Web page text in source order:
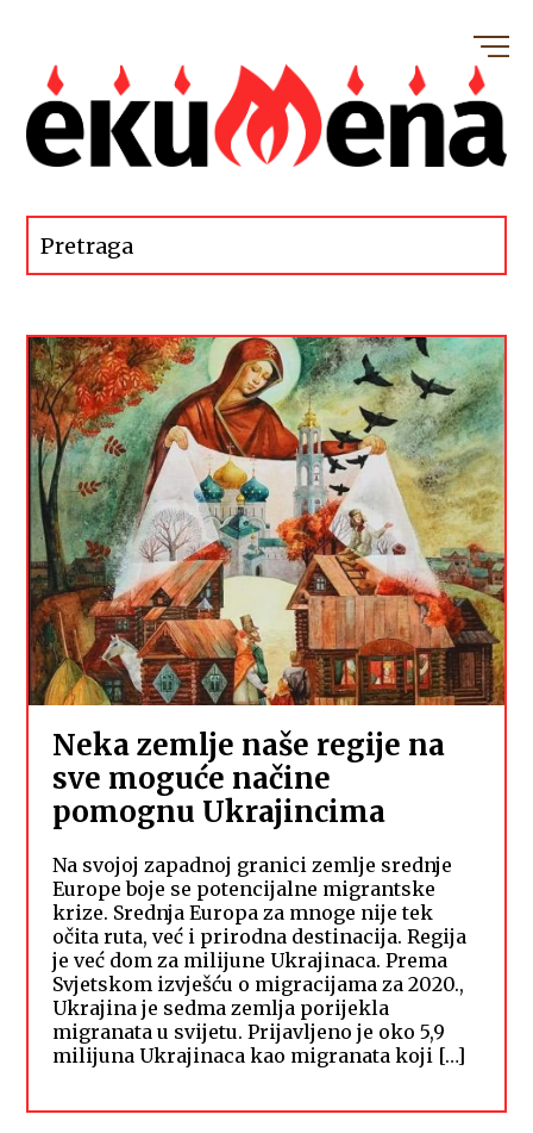
Neka zemlje naše regije na
sve moguće načine
pomognu Ukrajincima
Na svojoj zapadnoj granici zemlje srednje
Europe boje se potencijalne migrantske
krize. Srednja Europa za mnoge nije tek
očita ruta, već i prirodna destinacija. Regija
je već dom za milijune Ukrajinaca. Prema
Svjetskom izvješću o migracijama za 2020.,
Ukrajina je sedma zemlja porijekla
migranata u svijetu. Prijavljeno je oko 5,9
milijuna Ukrajinaca kao migranata koji […]